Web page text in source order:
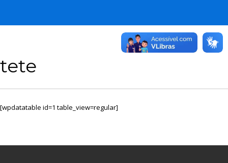
tete
[wpdatatable id=1 table_view=regular]